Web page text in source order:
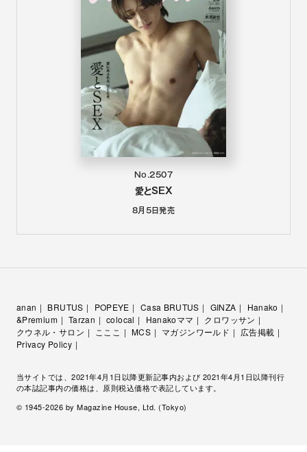
No.2507
愛とSEX
8月5日発売
anan BRUTUS POPEYE Casa BRUTUS GINZA
Hanako
&Premium
Tarzan colocal Hanakoママ
クロワッサン
クウネル・サロン
こここ MCS マガジンワールド
広告掲載
Privacy Policy
当サイトでは、2021年4月1日以降更新記事内および 2021年4月1日以降刊行
の本誌記事内の価格は、原則税込価格で表記しています。
© 1945-2026 by Magazine House, Ltd. (Tokyo)